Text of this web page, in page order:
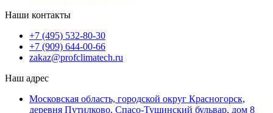
Наши контакты
+7 (495) 532-80-30
+7 (909) 644-00-66
zakaz@profclimatech.ru
Наш адрес
Московская область, городской округ Красногорск,
деревня Путилково, Спасо-Тушинский бульвар, дом 8